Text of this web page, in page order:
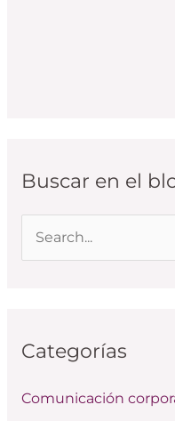
Buscar en el
a
p
Categorías
Comunicación